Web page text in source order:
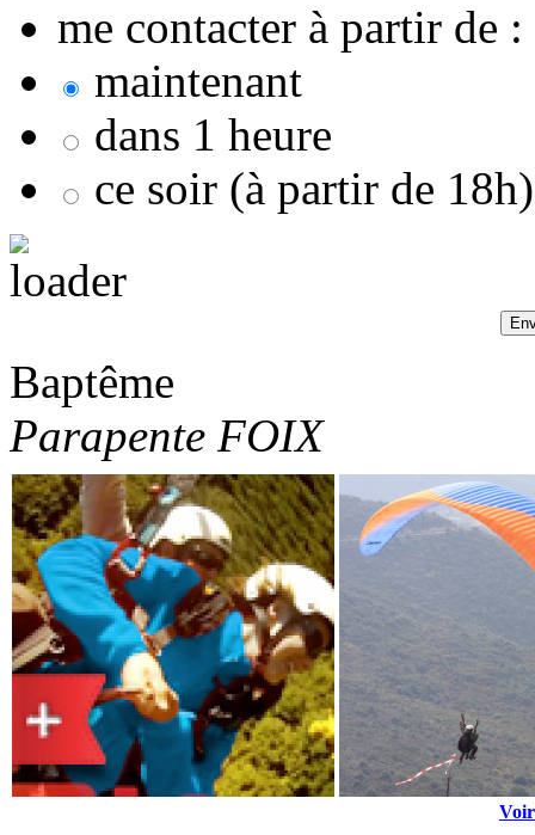
me contacter à partir de :
maintenant
dans 1 heure
ce soir (à partir de 18h)
Baptême
Parapente FOIX
Voir